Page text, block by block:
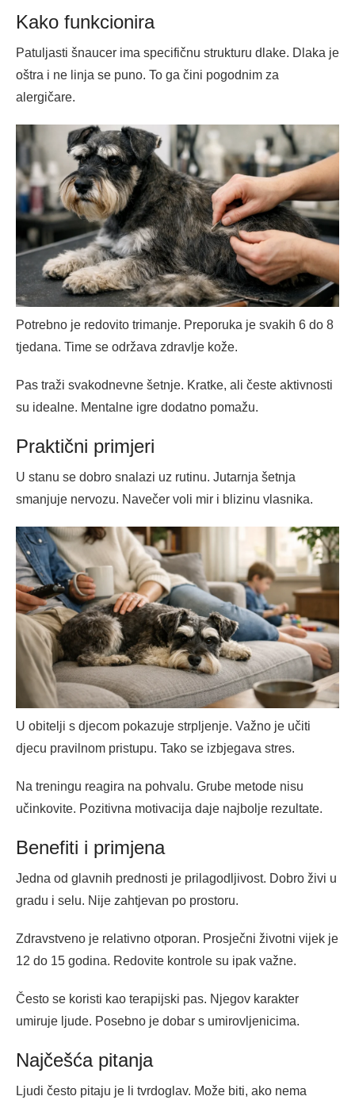
Kako funkcionira
Patuljasti šnaucer ima specifičnu strukturu dlake. Dlaka je
oštra i ne linja se puno. To ga čini pogodnim za
alergičare.
Potrebno je redovito trimanje. Preporuka je svakih 6 do 8
tjedana. Time se održava zdravlje kože.
Pas traži svakodnevne šetnje. Kratke, ali česte aktivnosti
su idealne. Mentalne igre dodatno pomažu.
Praktični primjeri
U stanu se dobro snalazi uz rutinu. Jutarnja šetnja
smanjuje nervozu. Navečer voli mir i blizinu vlasnika.
U obitelji s djecom pokazuje strpljenje. Važno je učiti
djecu pravilnom pristupu. Tako se izbjegava stres.
Na treningu reagira na pohvalu. Grube metode nisu
učinkovite. Pozitivna motivacija daje najbolje rezultate.
Benefiti i primjena
Jedna od glavnih prednosti je prilagodljivost. Dobro živi u
gradu i selu. Nije zahtjevan po prostoru.
Zdravstveno je relativno otporan. Prosječni životni vijek je
12 do 15 godina. Redovite kontrole su ipak važne.
Često se koristi kao terapijski pas. Njegov karakter
umiruje ljude. Posebno je dobar s umirovljenicima.
Najčešća pitanja
Ljudi često pitaju je li tvrdoglav. Može biti, ako nema